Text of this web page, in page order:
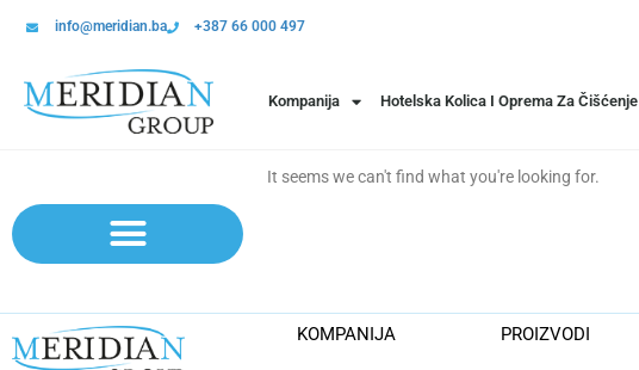
info@meridian.ba +387 66 000 497
Kompanija Hotelska Kolica I Oprema Za Čišćenje
It seems we can't find what you're looking for.
KOMPANIJA PROIZVODI